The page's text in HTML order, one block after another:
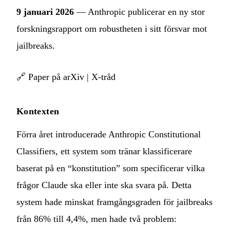
9 januari 2026 — Anthropic publicerar en ny stor
forskningsrapport om robustheten i sitt försvar mot
jailbreaks.
🔗 Paper på arXiv | X-tråd
Kontexten
Förra året introducerade Anthropic Constitutional
Classifiers, ett system som tränar klassificerare
baserat på en “konstitution” som specificerar vilka
frågor Claude ska eller inte ska svara på. Detta
system hade minskat framgångsgraden för jailbreaks
från 86% till 4,4%, men hade två problem: